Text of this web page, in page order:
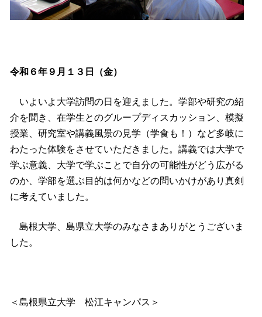
令和６年９月１３日（金）
いよいよ大学訪問の日を迎えました。学部や研究の紹
介を聞き、在学生とのグループディスカッション、模擬
授業、研究室や講義風景の見学（学食も！）など多岐に
わたった体験をさせていただきました。講義では大学で
学ぶ意義、大学で学ぶことで自分の可能性がどう広がる
のか、学部を選ぶ目的は何かなどの問いかけがあり真剣
に考えていました。
島根大学、島県立大学のみなさまありがとうございま
した。
＜島根県立大学 松江キャンパス＞